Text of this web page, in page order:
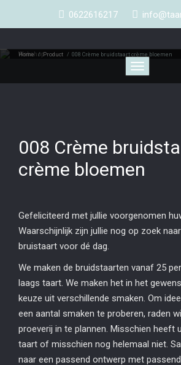
0622616217
Toggle
navigation
Webshop
Home /Product / 008 Crème bruidstaart crème bloemen
008 Crème
crème bloemen
Gefeliciteerd met jullie voorgenomen
Waarschijnlijk zijn jullie nog op zoek
bruistaart voor dé dag.
We maken de bruidstaarten vanaf 25
laags taart. We maken het in het
keuze uit verschillende smaken. Om
een aantal smaken te proberen, raden
proeverij in te plannen. Misschien heeft
taart of misschien nog helemaal niet.
naar een passend ontwerp met